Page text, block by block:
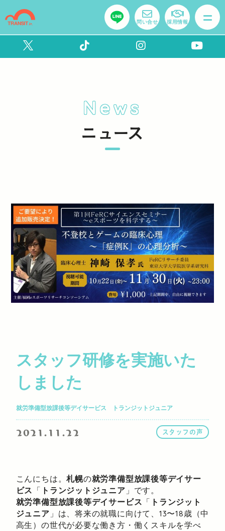
問い合せ 採用情報
News
ニュース
スタッフ研修を実施いた
しました
就労準備型放課後等デイサービス トランジットジュニア
2021.11.22 スタッフの声
こんにちは。札幌の就労準備型放課後等デイサー
ビス 「 トランジットジュニア 」です。
就労準備型放課後等デイサービス 「 トランジット
ジュニア 」は、将来の就職に向けて、13〜18歳（中
高生）の世代が必要な働き方・働くスキルを学べ